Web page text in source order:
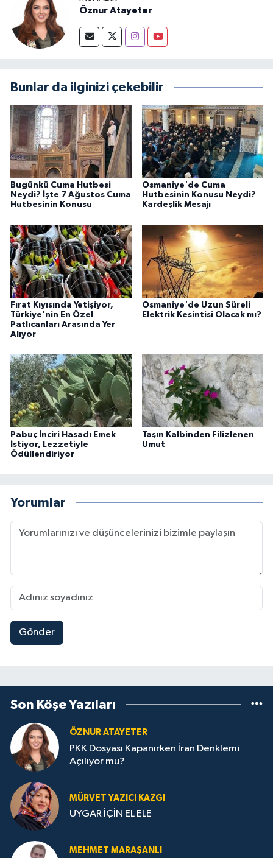
Öznur Atayeter
Bunlar da ilginizi çekebilir
Bugünkü Cuma Hutbesi
Neydi? İşte 7 Ağustos Cuma
Hutbesinin Konusu
Osmaniye'de Cuma
Hutbesinin Konusu Neydi?
Kardeşlik Mesajı
Fırat Kıyısında Yetişiyor,
Türkiye'nin En Özel
Patlıcanları Arasında Yer
Alıyor
Osmaniye'de Uzun Süreli
Elektrik Kesintisi Olacak mı?
Pabuç İnciri Hasadı Emek
İstiyor, Lezzetiyle
Ödüllendiriyor
Taşın Kalbinden Filizlenen
Umut
Yorumlar
Gönder
Son Köşe Yazıları
ÖZNUR ATAYETER
PKK Dosyası Kapanırken İran Denklemi
Açılıyor mu?
MÜRVET YAZICI KAZGI
UYGAR İÇİN EL ELE
MEHMET MARAŞANLI